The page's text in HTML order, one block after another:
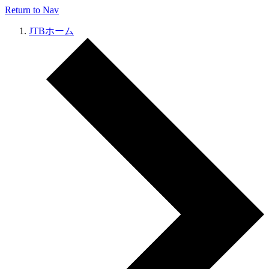
Return to Nav
JTBホーム